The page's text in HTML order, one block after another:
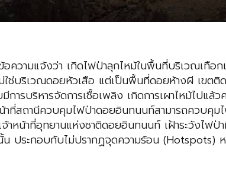
ความแจ้งว่า เกิดไฟป่าลุกไหม้ในพื้นที่บริเวณเทื
ใช่บริเวณดอยหัวเสือ แต่เป็นพื้นที่ดอยห้างผี เข
ารบริหารจัดการเชื้อเพลิง เกิดการเผาไหม้ไป
ที่สถานีควบคุมไฟป่าดอยอินทนนท์สามารถควบคุ
าหน้าที่อุทยานแห่งชาติดอยอินทนนท์ เฝ้าระวังไ
ประกอบกับไม่ปรากฏจุดความร้อน (Hotspots)